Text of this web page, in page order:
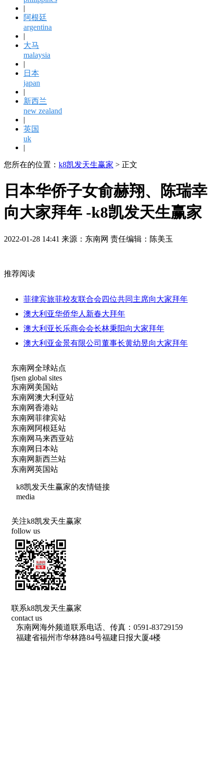
|
阿根廷
argentina
|
大马
malaysia
|
日本
japan
|
新西兰
new zealand
|
英国
uk
|
您所在的位置： k8凯发天生赢家 > 正文
日本华侨子女俞赫翔、陈瑞幸
向大家拜年 -k8凯发天生赢家
2022-01-28 14:41 来源：东南网 责任编辑：陈美玉
推荐阅读
菲律宾旅菲校友联合会四位共同主席向大家拜年
澳大利亚华侨华人新春大拜年
澳大利亚长乐商会会长林秉阳向大家拜年
澳大利亚金景有限公司董事长黄幼昱向大家拜年
东南网全球站点
fjsen global sites
东南网美国站
东南网澳大利亚站
东南网香港站
东南网菲律宾站
东南网阿根廷站
东南网马来西亚站
东南网日本站
东南网新西兰站
东南网英国站
k8凯发天生赢家的友情链接
media
关注k8凯发天生赢家
follow us
联系k8凯发天生赢家
contact us
东南网海外频道联系电话、传真：0591-83729159
福建省福州市华林路84号福建日报大厦4楼